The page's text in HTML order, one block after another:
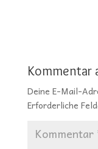
Kommentar
Deine E-Mail-
Erforderliche